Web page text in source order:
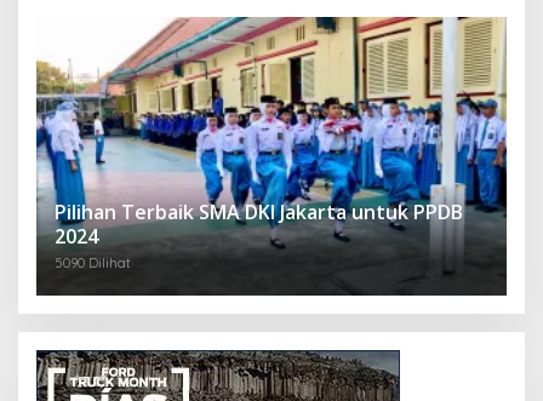
Pilihan Terbaik SMA DKI Jakarta untuk PPDB
2024
5090 Dilihat